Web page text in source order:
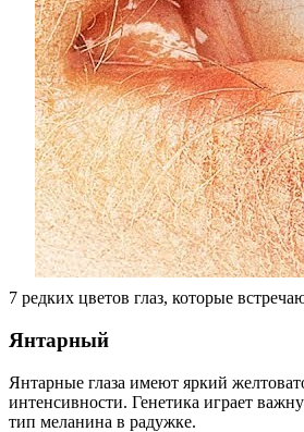
7 редких цветов глаз, которые
Янтарный
Янтарные глаза имеют яркий
интенсивности. Генетика играет
тип меланина в радужке.